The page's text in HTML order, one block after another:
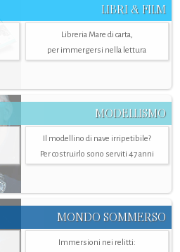
LIBRI & FILM
Libreria Mare di carta,
per immergersi nella lettura
MODELLISMO
Il modellino di nave irripetibile?
Per costruirlo sono serviti 47 anni
MONDO SOMMERSO
Immersioni nei relitti: